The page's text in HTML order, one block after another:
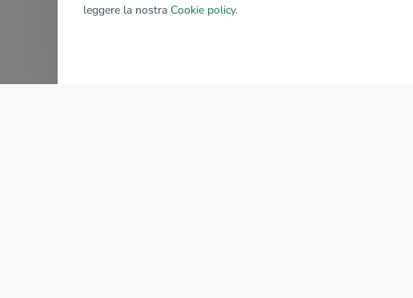
leggere la nostra Cookie policy.